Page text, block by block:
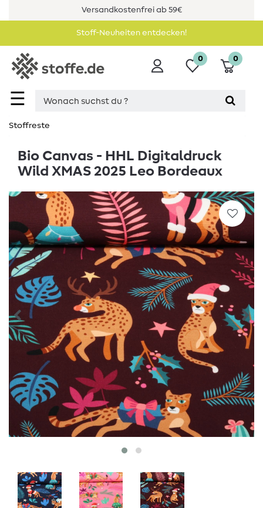
Versandkostenfrei ab 59€
Stoff-Neuheiten entdecken!
☰
0 0
Stoffreste
Bio Canvas - HHL Digitaldruck
Wild XMAS 2025 Leo Bordeaux